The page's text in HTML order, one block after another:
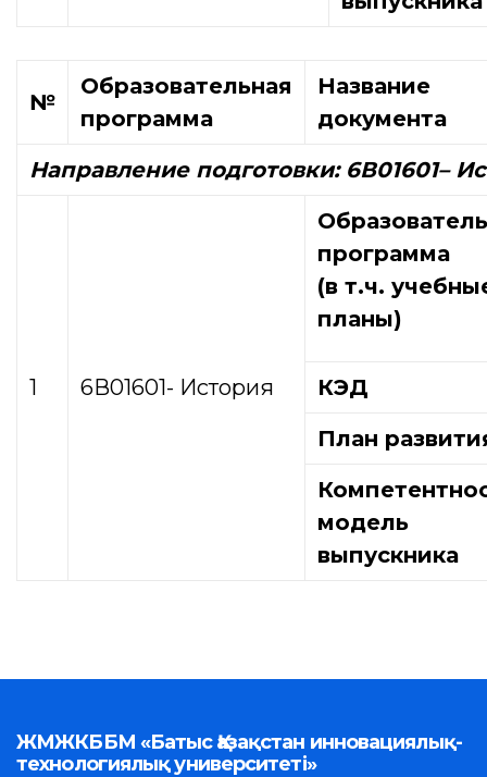
№
Образовательная
программа
Название
документа
Направление подготовки: 6В01601–
1 6В01601- История
программа
(в т.ч.
планы)
КЭД
План
модель
выпускника
ЖМЖКББМ «Батыс Қазақстан инновациялық-
технологиялық университеті»